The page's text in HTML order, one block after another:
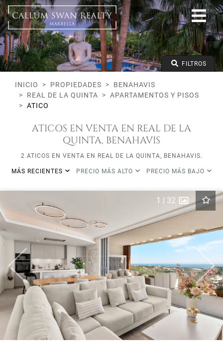
Todos los Lifestyles
Benahavis
Real de La Quinta
Todos los tipos
Precio desde
Precio hasta
Dormitorios mínimos FILTROS
INICIO PROPIEDADES
BENAHAVIS
REAL DE LA QUINTA
APARTAMENTOS Y PISOS
ATICO
ATICOS EN VENTA EN REAL DE LA
QUINTA, BENAHAVIS
2 ATICOS EN VENTA EN REAL DE LA QUINTA, BENAHAVIS.
MÁS RECIENTES PRECIO MÁS ALTO PRECIO MÁS BAJO
Previous Next
1 | 32